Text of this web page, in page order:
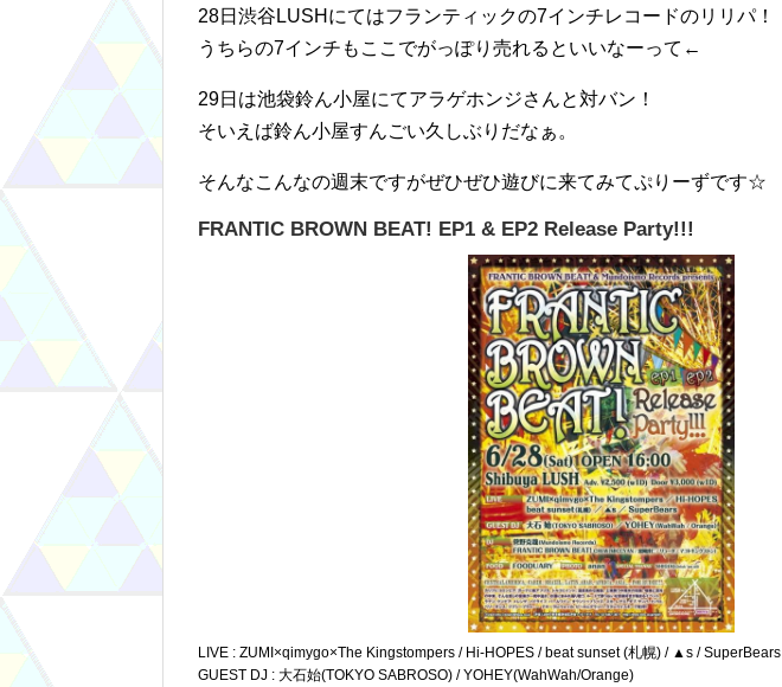
28日渋谷LUSHにてはフランティックの7インチレコードのリリパ！
うちらの7インチもここでがっぽり売れるといいなーって←
29日は池袋鈴ん小屋にてアラゲホンジさんと対バン！
そいえば鈴ん小屋すんごい久しぶりだなぁ。
そんなこんなの週末ですがぜひぜひ遊びに来てみてぷりーずです☆
FRANTIC BROWN BEAT! EP1 & EP2 Release Party!!!
LIVE : ZUMI×qimygo×The Kingstompers / Hi-HOPES / beat sunset (札幌) / ▲s / SuperBears
GUEST DJ : 大石始(TOKYO SABROSO) / YOHEY(WahWah/Orange)